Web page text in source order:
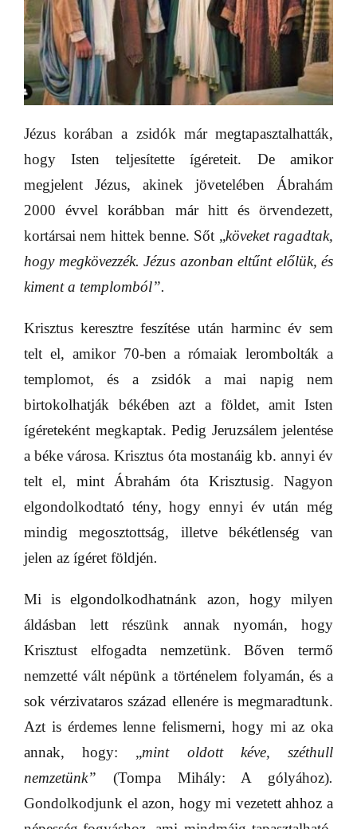
Jézus korában a zsidók már megtapasztalhatták,
hogy Isten teljesítette ígéreteit. De amikor
megjelent Jézus, akinek jövetelében Ábrahám
2000 évvel korábban már hitt és örvendezett,
kortársai nem hittek benne. Sőt „köveket ragadtak,
hogy megkövezzék. Jézus azonban eltűnt előlük, és
kiment a templomból”.
Krisztus keresztre feszítése után harminc év sem
telt el, amikor 70-ben a rómaiak lerombolták a
templomot, és a zsidók a mai napig nem
birtokolhatják békében azt a földet, amit Isten
ígéreteként megkaptak. Pedig Jeruzsálem jelentése
a béke városa. Krisztus óta mostanáig kb. annyi év
telt el, mint Ábrahám óta Krisztusig. Nagyon
elgondolkodtató tény, hogy ennyi év után még
mindig megosztottság, illetve békétlenség van
jelen az ígéret földjén.
Mi is elgondolkodhatnánk azon, hogy milyen
áldásban lett részünk annak nyomán, hogy
Krisztust elfogadta nemzetünk. Bőven termő
nemzetté vált népünk a történelem folyamán, és a
sok vérzivataros század ellenére is megmaradtunk.
Azt is érdemes lenne felismerni, hogy mi az oka
annak, hogy: „mint oldott kéve, széthull
nemzetünk” (Tompa Mihály: A gólyához).
Gondolkodjunk el azon, hogy mi vezetett ahhoz a